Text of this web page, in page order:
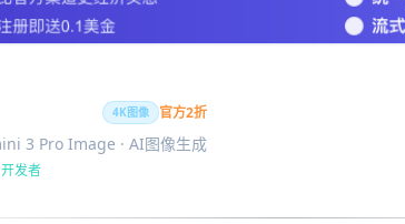
4K图像 官方2折
3 Pro Image · AI图像生成
发者